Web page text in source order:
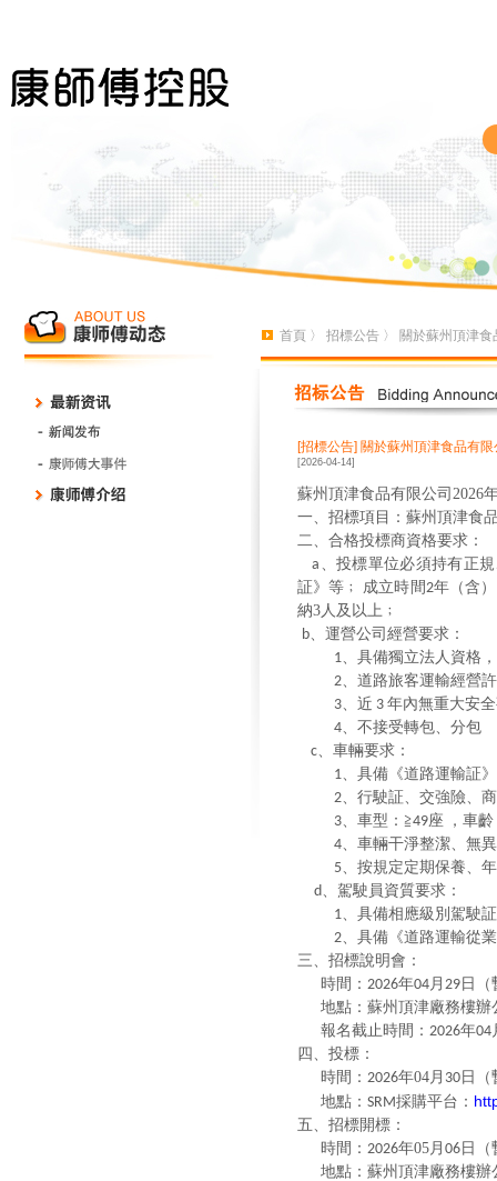
首頁 〉 招標公告 〉 關於蘇州頂津
[招標公告] 關於蘇州頂津食品有
[2026-04-14]
蘇州頂津食品有限公司 2026
一、招標項目：蘇州頂津食
二、合格投標商資格要求：
a 、投標單位必須持有正
証》等﹔
成立時間2年（含
納3人及以上﹔
b、運營公司經營要求：
1、具備獨立法人資格
2、道路旅客運輸經營
3、近 3 年內無重大安
4、不接受轉包、分包
c、車輛要求：
1、具備《道路運輸証
2、行駛証、交強險、
3、車型：≧49座
，車
4、車輛干淨整潔、無
5、按規定定期保養、
d、駕駛員資質要求：
1、具備相應級別駕駛証
2、具備《道路運輸從
三、招標說明會：
時間： 2026年04月 29 日（
地點：蘇州頂津廠務樓辦
報名截止時間： 2026年04
四 、投標：
時間： 2026年04月 30 日（
地點： SRM採購平台：
五、招標開標：
時間： 2026年05月 06 日（
地點：蘇州頂津廠務樓辦